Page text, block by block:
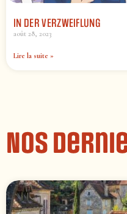
IN DER VERZWEIFLUNG
août 28, 2023
Lire la suite »
Nos